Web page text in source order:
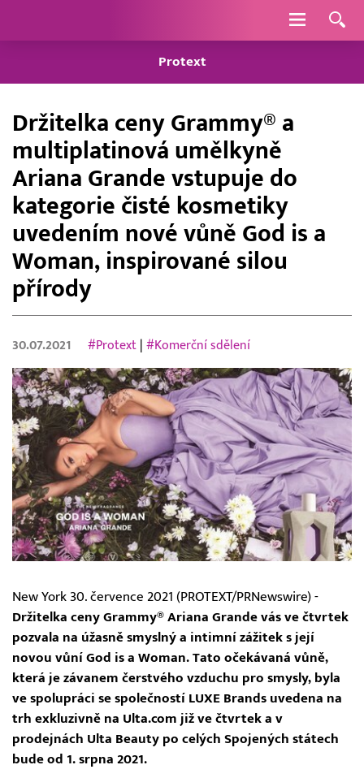
Navigace
Protext
Držitelka ceny Grammy® a
multiplatinová umělkyně
Ariana Grande vstupuje do
kategorie čisté kosmetiky
uvedením nové vůně God is a
Woman, inspirované silou
přírody
30.07.2021 #Protext |#Komerční sdělení
New York 30. července 2021 (PROTEXT/PRNewswire) -
Držitelka ceny Grammy® Ariana Grande vás ve čtvrtek
pozvala na úžasně smyslný a intimní zážitek s její
novou vůní God is a Woman. Tato očekávaná vůně,
která je závanem čerstvého vzduchu pro smysly, byla
ve spolupráci se společností LUXE Brands uvedena na
trh exkluzivně na Ulta.com již ve čtvrtek a v
prodejnách Ulta Beauty po celých Spojených státech
bude od 1. srpna 2021.